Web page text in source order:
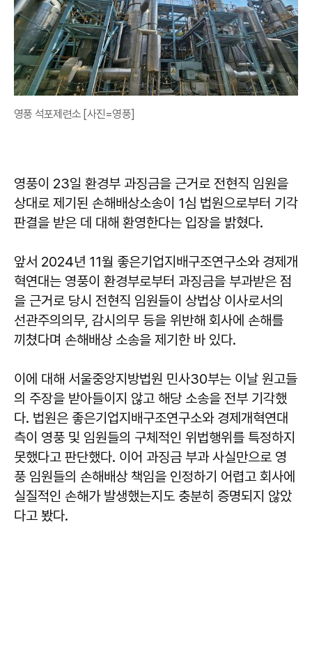
영풍 석포제련소 [사진=영풍]
영풍이 23일 환경부 과징금을 근거로 전현직 임원을
상대로 제기된 손해배상소송이 1심 법원으로부터 기각
판결을 받은 데 대해 환영한다는 입장을 밝혔다.
앞서 2024년 11월 좋은기업지배구조연구소와 경제개
혁연대는 영풍이 환경부로부터 과징금을 부과받은 점
을 근거로 당시 전현직 임원들이 상법상 이사로서의
선관주의의무, 감시의무 등을 위반해 회사에 손해를
끼쳤다며 손해배상 소송을 제기한 바 있다.
이에 대해 서울중앙지방법원 민사30부는 이날 원고들
의 주장을 받아들이지 않고 해당 소송을 전부 기각했
다. 법원은 좋은기업지배구조연구소와 경제개혁연대
측이 영풍 및 임원들의 구체적인 위법행위를 특정하지
못했다고 판단했다. 이어 과징금 부과 사실만으로 영
풍 임원들의 손해배상 책임을 인정하기 어렵고 회사에
실질적인 손해가 발생했는지도 충분히 증명되지 않았
다고 봤다.